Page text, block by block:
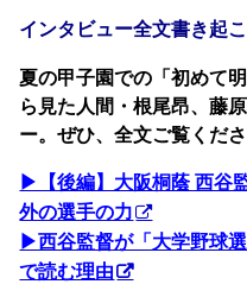
インタビュー全文書き起こ
夏の甲子園での「初めて
ら見た人間・根尾昂、藤
ー。ぜひ、全文ご覧くださ
▶︎【後編】大阪桐蔭 西谷
外の選手の力
▶︎西谷監督が「大学野球
で読む理由